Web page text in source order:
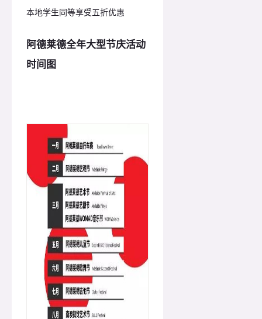
本地学生同等享受五折优惠
阿德莱德全年大型节庆活动
时间图